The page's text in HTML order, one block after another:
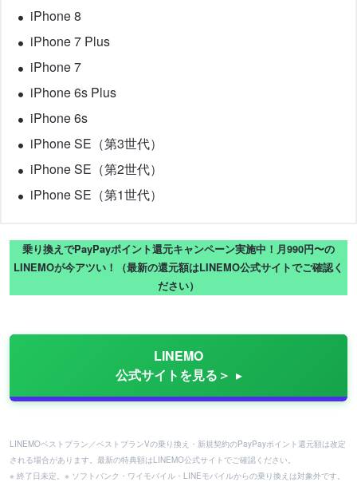
iPhone 8
iPhone 7 Plus
iPhone 7
iPhone 6s Plus
iPhone 6s
iPhone SE（第3世代）
iPhone SE（第2世代）
iPhone SE（第1世代）
乗り換えでPayPayポイント還元キャンペーン実施中！月990円〜の
LINEMOが今アツい！（最新の還元額はLINEMO公式サイトでご確認く
ださい）
LINEMO
公式サイトを見る＞
LINEMOベストプラン／ベストプランVの乗り換え・新規契約のPayPayポイント還元額は改定
される場合があります。最新の特典額はLINEMO公式サイトでご確認ください。
※ 終了日未定。※ ソフトバンク・ワイモバイル・LINEモバイルからの乗り換えは対象外です。